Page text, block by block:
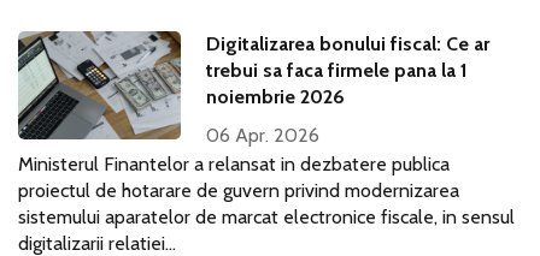
Digitalizarea bonului fiscal: Ce ar
trebui sa faca firmele pana la 1
noiembrie 2026
06 Apr. 2026
Ministerul Finantelor a relansat in dezbatere publica
proiectul de hotarare de guvern privind modernizarea
sistemului aparatelor de marcat electronice fiscale, in sensul
digitalizarii relatiei...